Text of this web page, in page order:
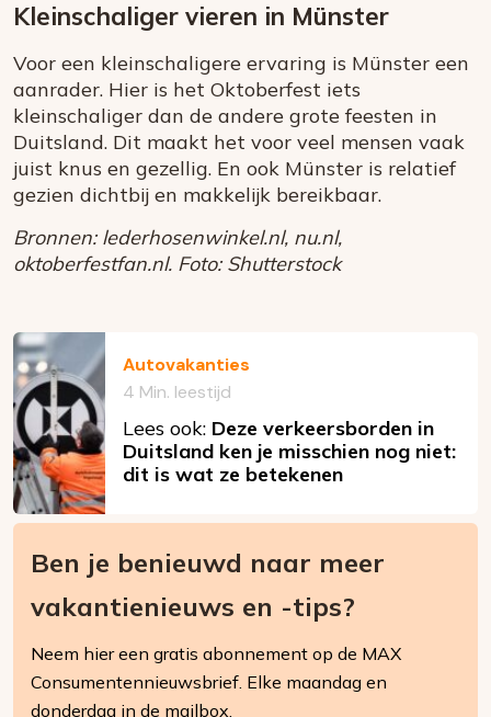
Kleinschaliger vieren in Münster
Voor een kleinschaligere ervaring is Münster een
aanrader. Hier is het Oktoberfest iets
kleinschaliger dan de andere grote feesten in
Duitsland. Dit maakt het voor veel mensen vaak
juist knus en gezellig. En ook Münster is relatief
gezien dichtbij en makkelijk bereikbaar.
Bronnen: lederhosenwinkel.nl, nu.nl,
oktoberfestfan.nl. Foto: Shutterstock
Autovakanties
4 Min. leestijd
Lees ook: Deze verkeersborden in
Duitsland ken je misschien nog niet:
dit is wat ze betekenen
Ben je benieuwd naar meer
vakantienieuws en -tips?
Neem hier een gratis abonnement op de MAX
Consumentennieuwsbrief. Elke maandag en
donderdag in de mailbox.